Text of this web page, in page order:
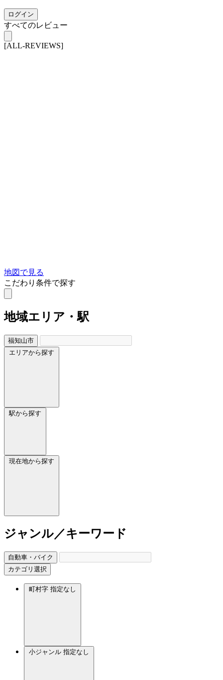
ログイン
すべてのレビュー
[ALL-REVIEWS]
地図で見る
こだわり条件で探す
地域エリア・駅
福知山市
エリアから探す
駅から探す
現在地から探す
ジャンル／キーワード
自動車・バイク
カテゴリ選択
町村字 指定なし
小ジャンル 指定なし